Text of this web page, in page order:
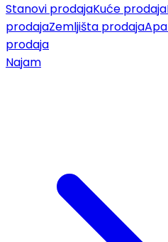
Stanovi prodajaKuće prodaja
prodajaZemljišta prodaja
prodaja
Najam